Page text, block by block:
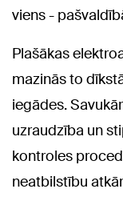
viens -
Plašākas
mazinās to
iegādes.
uzraudzība un
kontroles
neatbilstību